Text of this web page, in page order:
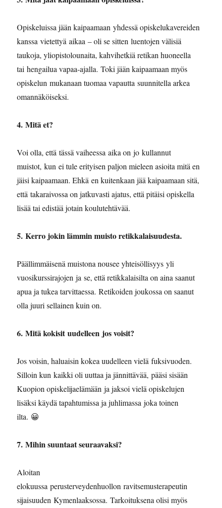
Opiskeluissa jään kaipaamaan yhdessä opiskelukavereiden
kanssa vietettyä aikaa – oli se sitten luentojen välisiä
taukoja, yliopistolounaita, kahvihetkiä retikan huoneella
tai hengailua vapaa-ajalla. Toki jään kaipaamaan myös
opiskelun mukanaan tuomaa vapautta suunnitella arkea
omannäköiseksi.
4. Mitä et?
Voi olla, että tässä vaiheessa aika on jo kullannut
muistot, kun ei tule erityisen paljon mieleen asioita mitä en
jäisi kaipaamaan. Ehkä en kuitenkaan jää kaipaamaan sitä,
että takaraivossa on jatkuvasti ajatus, että pitäisi opiskella
lisää tai edistää jotain koulutehtävää.
5. ⁠Kerro jokin lämmin muisto retikkalaisuudesta.
Päällimmäisenä muistona nousee yhteisöllisyys yli
vuosikurssirajojen ja se, että retikkalaisilta on aina saanut
apua ja tukea tarvittaessa. Retikoiden joukossa on saanut
olla juuri sellainen kuin on.
6. Mitä kokisit uudelleen jos voisit?
Jos voisin, haluaisin kokea uudelleen vielä fuksivuoden.
Silloin kun kaikki oli uuttaa ja jännittävää, pääsi sisään
Kuopion opiskelijaelämään ja jaksoi vielä opiskelujen
lisäksi käydä tapahtumissa ja juhlimassa joka toinen
ilta. 😀
7. Mihin suuntaat seuraavaksi?
Aloitan
elokuussa perusterveydenhuollon ravitsemusterapeutin
sijaisuuden Kymenlaaksossa. Tarkoituksena olisi myös